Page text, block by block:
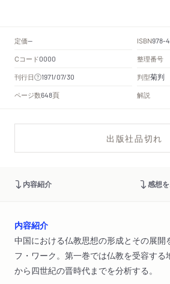
定価-- ISBN978-
Cコード0000
整理番号
刊行日
1971/07/30 判型菊判
ページ数648頁 解説
出版社品切れ
内容紹介 感想
内容紹介
中国における仏教思想の形成とその展開
フ・ワーク。第一巻では仏教を受容する
から四世紀の晋時代までを分析する。